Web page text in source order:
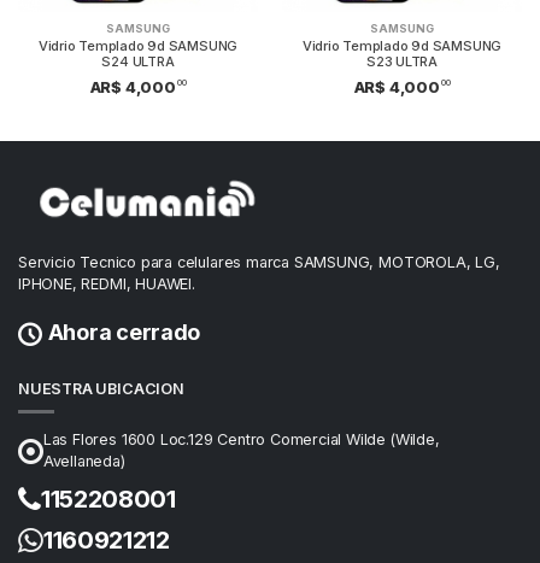
SAMSUNG
Vidrio Templado 9d SAMSUNG
S24 ULTRA
AR$ 4,000 00
SAMSUNG
Vidrio Templado 9d SAMSUNG
S23 ULTRA
AR$ 4,000 00
Servicio Tecnico para celulares marca SAMSUNG, MOTOROLA, LG,
IPHONE, REDMI, HUAWEI.
Ahora cerrado
NUESTRA UBICACION
Las Flores 1600 Loc.129 Centro Comercial Wilde (Wilde,
Avellaneda)
1152208001
1160921212